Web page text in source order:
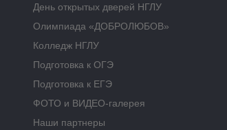
День открытых дверей НГЛУ
Олимпиада «ДОБРОЛЮБОВ»
Колледж НГЛУ
Подготовка к ОГЭ
Подготовка к ЕГЭ
ФОТО и ВИДЕО-галерея
Наши партнеры